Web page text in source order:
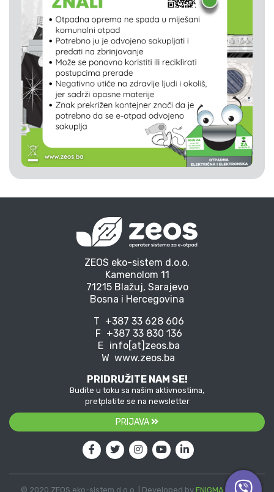
ZEOS eko-sistem d.o.o.
Kamenolom 11
71215 Blažuj, Sarajevo
Bosna i Hercegovina
T +387 33 628 606
F +387 33 830 136
E info[at]zeos.ba
W www.zeos.ba
PRIDRUŽITE NAM SE!
Budite u toku sa našim aktivnostima,
pretplatite se na newsletter
PRIJAVA
© 2020 ZEOS eko-sistem d.o.o. | Developed by ENIGMA | Vector